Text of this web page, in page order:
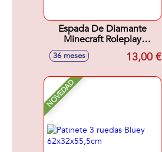
Espada De Diamante
Minecraft Roleplay
21.09x2.80 cm
36 meses 13,00 €
NOVEDAD